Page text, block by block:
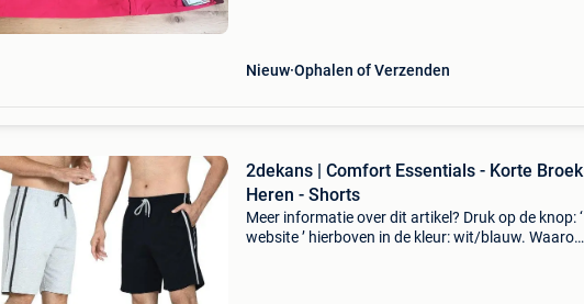
Nieuw Ophalen of Verzenden
2dekans | Comfort Essentials - Korte Broek
Heren - Shorts
Meer informatie over dit artikel? Druk op de knop: ‘
website ’ hierboven in de kleur: wit/blauw. Waarom